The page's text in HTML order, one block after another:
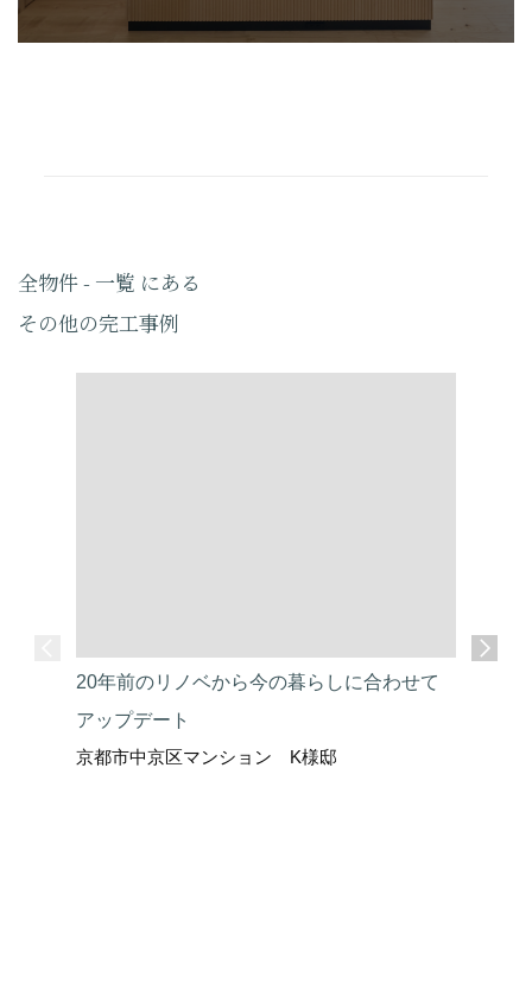
全物件 - 一覧 にある
その他の完工事例
20年前のリノベから今の暮らしに合わせて
アップデート
京都市中京区マンション K様邸